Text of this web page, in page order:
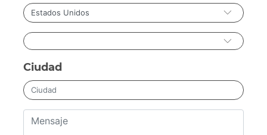
Ciudad